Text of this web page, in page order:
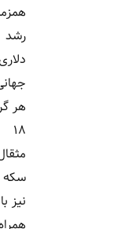
همزمان با
رشد ۷۰
دلاری اونس
جهانی، بهای
هر گرم طلای
۱۸ عیار،
مثقال طلا و
سکه امامی
نیز با افزایش